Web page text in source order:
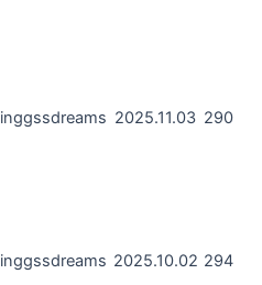
inggssdreams 2025.11.03 290
inggssdreams 2025.10.02 294